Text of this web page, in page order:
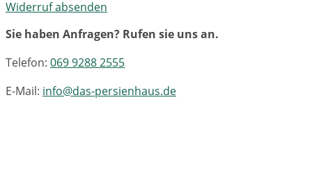
Widerruf absenden
Sie haben Anfragen? Rufen sie uns an.
Telefon: 069 9288 2555
E-Mail: info@das-persienhaus.de